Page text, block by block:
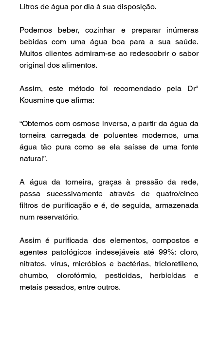
Litros de água por dia à sua disposição.
Podemos beber, cozinhar e preparar inúmeras
bebidas com uma água boa para a sua saúde.
Muitos clientes admiram-se ao redescobrir o sabor
original dos alimentos.
Assim, este método foi recomendado pela Drª
Kousmine que afirma:
“Obtemos com osmose inversa, a partir da água da
torneira carregada de poluentes modernos, uma
água tão pura como se ela saísse de uma fonte
natural”.
A água da torneira, graças à pressão da rede,
passa sucessivamente através de quatro/cinco
filtros de purificação e é, de seguida, armazenada
num reservatório.
Assim é purificada dos elementos, compostos e
agentes patológicos indesejáveis até 99%: cloro,
nitratos, vírus, micróbios e bactérias, tricloretileno,
chumbo, clorofórmio, pesticidas, herbicídas e
metais pesados, entre outros.